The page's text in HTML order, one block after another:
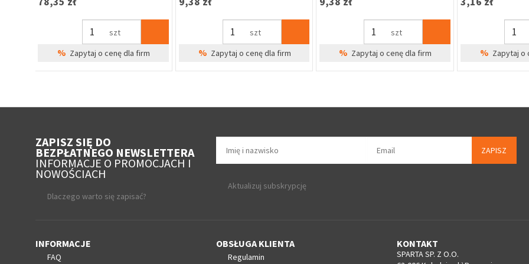
szt
% Zapytaj o cenę dla firm
szt
% Zapytaj o cenę dla firm
szt
% Zapytaj o cenę dla firm % Zapytaj o
ZAPISZ SIĘ DO
BEZPŁATNEGO NEWSLETTERA
INFORMACJE O PROMOCJACH I
NOWOŚCIACH
Dlaczego warto się zapisać?
ZAPISZ
Aktualizuj subskrypcję
INFORMACJE
FAQ
OBSŁUGA KLIENTA
Regulamin
KONTAKT
SPARTA SP. Z O.O.